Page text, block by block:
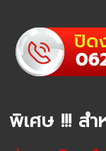
พิเศษ !!! สำ